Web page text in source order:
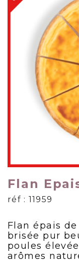
Flan
réf : 11959
Flan épais
brisée pur
poules
arômes